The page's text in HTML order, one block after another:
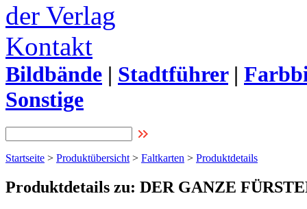
der Verlag
Kontakt
Bildbände | Stadtführer|
Sonstige
Startseite > Produktübersicht > Faltkarten > Produktdetails
Produktdetails zu: DER GANZE